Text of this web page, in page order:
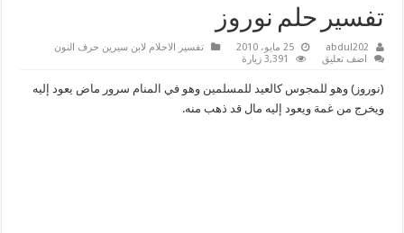
تفسير حلم نوروز
abdul202 25 مايو، 2010
تفسير الاحلام لابن سيرين حرف النون
اضف تعليق
3,391 زيارة
(نوروز) وهو للمجوس كالعيد للمسلمين وهو في المنام سرور ماض يعود إليه
ويخرج من غمة ويعود إليه مال قد ذهب منه.